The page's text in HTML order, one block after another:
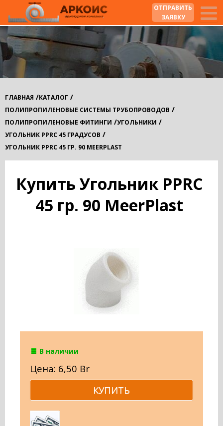
ОТПРАВИТЬ
ЗАЯВКУ
ГЛАВНАЯ /КАТАЛОГ /
ПОЛИПРОПИЛЕНОВЫЕ СИСТЕМЫ ТРУБОПРОВОДОВ /
ПОЛИПРОПИЛЕНОВЫЕ ФИТИНГИ /УГОЛЬНИКИ /
УГОЛЬНИК PPRC 45 ГРАДУСОВ /
УГОЛЬНИК PPRC 45 ГР. 90 MEERPLAST
Купить Угольник PPRC
45 гр. 90 MeerPlast
В наличии
Цена: 6,50 Br